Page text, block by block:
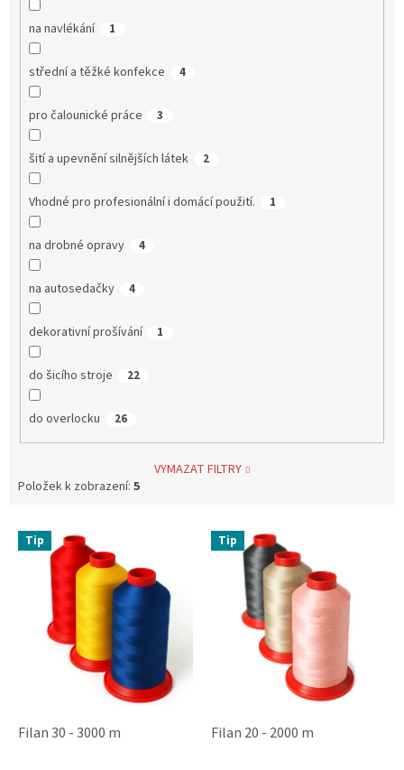
na navlékání 1
střední a těžké konfekce 4
pro čalounické práce 3
šití a upevnění silnějších látek 2
Vhodné pro profesionální i domácí použití. 1
na drobné opravy 4
na autosedačky 4
dekorativní prošívání 1
do šicího stroje 22
do overlocku 26
VYMAZAT FILTRY
Položek k zobrazení: 5
Tip
Filan 30 - 3000 m
Tip
Filan 20 - 2000 m